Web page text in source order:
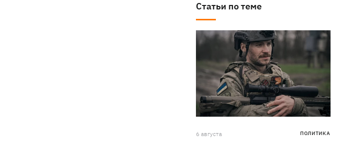
Статьи по теме
6 августа ПОЛИТИКА